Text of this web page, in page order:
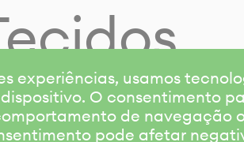
experiências, usamos
O consentimento
de navegação
pode afetar